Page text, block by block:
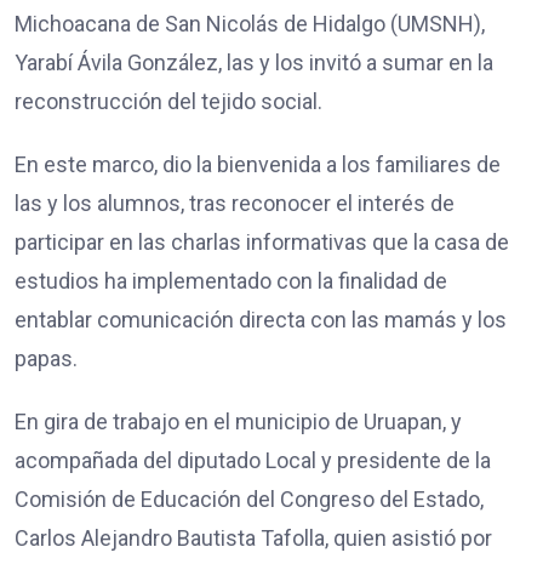
Michoacana de San Nicolás de Hidalgo (UMSNH),
Yarabí Ávila González, las y los invitó a sumar en la
reconstrucción del tejido social.
En este marco, dio la bienvenida a los familiares de
las y los alumnos, tras reconocer el interés de
participar en las charlas informativas que la casa de
estudios ha implementado con la finalidad de
entablar comunicación directa con las mamás y los
papas.
En gira de trabajo en el municipio de Uruapan, y
acompañada del diputado Local y presidente de la
Comisión de Educación del Congreso del Estado,
Carlos Alejandro Bautista Tafolla, quien asistió por